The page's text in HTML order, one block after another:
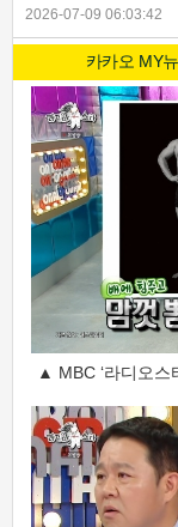
2026-07-09 06:03:42
카카오 MY
▲ MBC ‘라디오스